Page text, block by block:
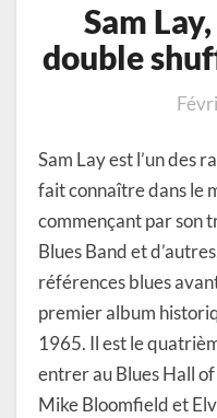
Sam
double
Sam Lay est l’un des
fait connaître dans le
commençant par son
Blues Band et
références blues
premier album
1965. Il est le
entrer au Blues Hall
Mike Bloomfield et